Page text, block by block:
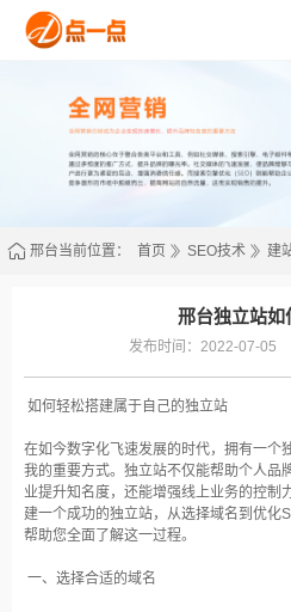
邢台当前位置： 首页 SEO技术 建
邢台独立站如
发布时间：2022-07-05
如何轻松搭建属于自己的独立站
在如今数字化飞速发展的时代，拥有一个
我的重要方式。独立站不仅能帮助个人品
业提升知名度，还能增强线上业务的控制
建一个成功的独立站，从选择域名到优化
帮助您全面了解这一过程。
一、选择合适的域名